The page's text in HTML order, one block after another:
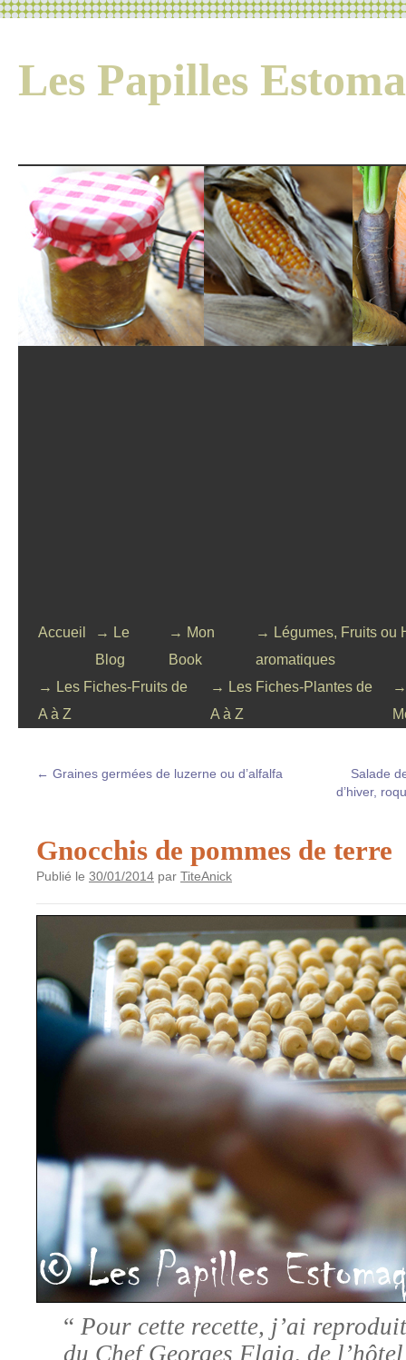
Les Papilles
Accueil
→ Le
Blog
→ Mon
Book
→ Légumes, Fruits ou
aromatiques
→ Les Fiches-Fruits de
A à Z
→ Les Fiches-Plantes de
A à Z
→
← Graines germées de luzerne ou d’alfalfa
Salade
d’hiver,
Gnocchis de pommes de terre
Publié le 30/01/2014 par TiteAnick
“ Pour cette recette, j’ai
du ChefGeorges Flaig, de